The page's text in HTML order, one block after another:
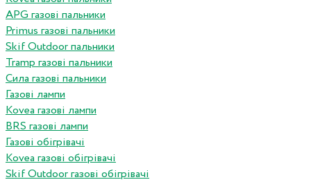
APG газові пальники
Primus газові пальники
Skif Outdoor пальники
Tramp газові пальники
Сила газові пальники
Газові лампи
Kovea газові лампи
BRS газові лампи
Газові обігрівачі
Kovea газові обігрівачі
Skif Outdoor газові обігрівачі